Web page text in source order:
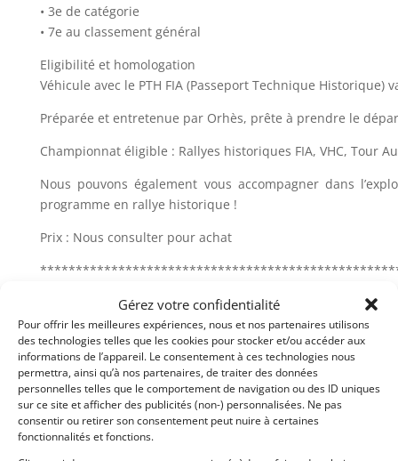
Gérez votre confidentialité
Pour offrir les meilleures expériences, nous et nos partenaires utilisons
des technologies telles que les cookies pour stocker et/ou accéder aux
informations de l’appareil. Le consentement à ces technologies nous
permettra, ainsi qu’à nos partenaires, de traiter des données
personnelles telles que le comportement de navigation ou des ID uniques
sur ce site et afficher des publicités (non-) personnalisées. Ne pas
consentir ou retirer son consentement peut nuire à certaines
fonctionnalités et fonctions.
• 3e de catégorie
• 7e au classement général
Eligibilité et homologation
Véhicule avec le PTH FIA (Passeport Technique Historique)
Préparée et entretenue par Orhès, prête à prendre le
Championnat éligible : Rallyes historiques FIA, VHC, Tour
Nous pouvons également vous accompagner dans
programme en rallye historique !
Prix : Nous consulter pour achat
salim.bouziane@orhes.com
Partager cette annonce
Passeports techniques